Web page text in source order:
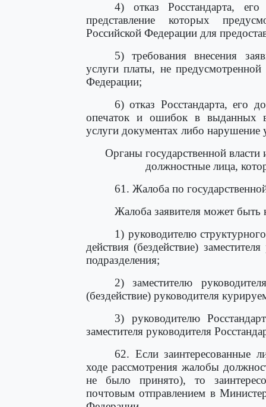
4) отказ Росстандарта,
представление которых
Российской Федерации для
5) требования внесения
услуги платы, не
Федерации;
6) отказ Росстандарта, его
опечаток и ошибок в выданных в
услуги документах либо нарушение
Органы государственной
должностные лица,
61. Жалоба по
Жалоба заявителя может быть
1) руководителю
действия (бездействие)
подразделения;
2) заместителю
(бездействие) руководителя
3) руководителю
заместителя руководителя
62. Если заинтересованные
ходе рассмотрения жалобы
не было принято), то
почтовым отправлением в